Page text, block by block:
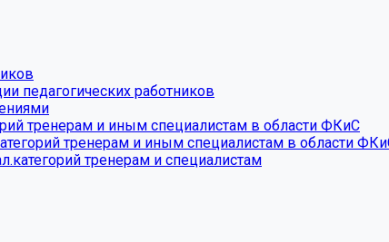
педагогических работников
тренерам и иным специалистам в области ФКиС
тренерам и иным специалистам в области
тренерам и специалистам